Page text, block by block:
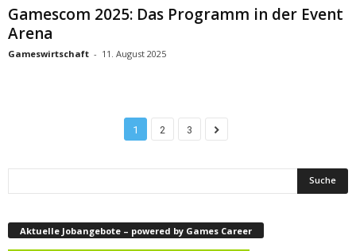
Gamescom 2025: Das Programm in der Event
Arena
Gameswirtschaft - 11. August 2025
1 2 3
Aktuelle Jobangebote – powered by Games Career